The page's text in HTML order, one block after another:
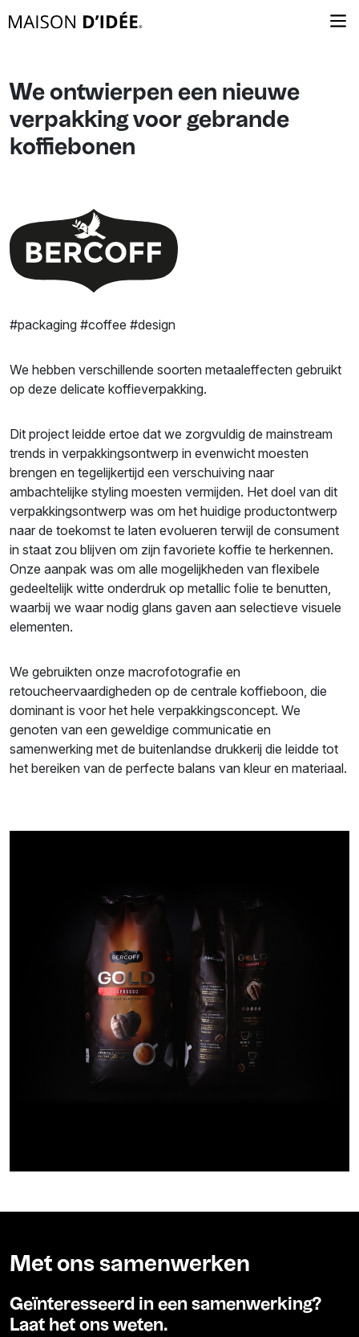
We ontwierpen een nieuwe
verpakking voor gebrande
koffiebonen
#packaging #coffee #design
We hebben verschillende soorten metaaleffecten gebruikt
op deze delicate koffieverpakking.
Dit project leidde ertoe dat we zorgvuldig de mainstream
trends in verpakkingsontwerp in evenwicht moesten
brengen en tegelijkertijd een verschuiving naar
ambachtelijke styling moesten vermijden. Het doel van dit
verpakkingsontwerp was om het huidige productontwerp
naar de toekomst te laten evolueren terwijl de consument
in staat zou blijven om zijn favoriete koffie te herkennen.
Onze aanpak was om alle mogelijkheden van flexibele
gedeeltelijk witte onderdruk op metallic folie te benutten,
waarbij we waar nodig glans gaven aan selectieve visuele
elementen.
We gebruikten onze macrofotografie en
retoucheervaardigheden op de centrale koffieboon, die
dominant is voor het hele verpakkingsconcept. We
genoten van een geweldige communicatie en
samenwerking met de buitenlandse drukkerij die leidde tot
het bereiken van de perfecte balans van kleur en materiaal.
Met ons samenwerken
Geïnteresseerd in een samenwerking?
Laat het ons weten.